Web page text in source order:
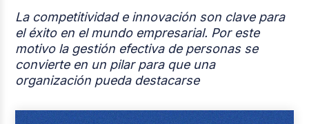
La competitividad e innovación son clave para
el éxito en el mundo empresarial. Por este
motivo la gestión efectiva de personas se
convierte en un pilar para que una
organización pueda destacarse